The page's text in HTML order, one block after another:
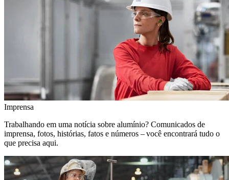
Imprensa
Trabalhando em uma notícia sobre alumínio? Comunicados de
imprensa, fotos, histórias, fatos e números – você encontrará tudo o
que precisa aqui.